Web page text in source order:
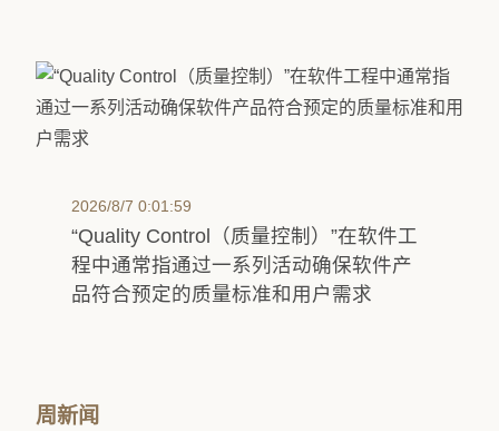
2026/8/7 0:01:59
“Quality Control（质量控制）”在软件工
程中通常指通过一系列活动确保软件产
品符合预定的质量标准和用户需求
周新闻